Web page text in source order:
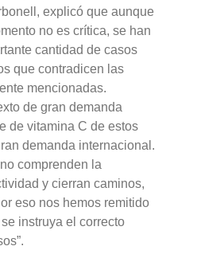
explicó que aunque
no es crítica, se han
cantidad de casos
que contradicen las
mencionadas.
de gran demanda
de vitamina C de estos
demanda internacional.
comprenden la
y cierran caminos,
eso nos hemos remitido
instruya el correcto